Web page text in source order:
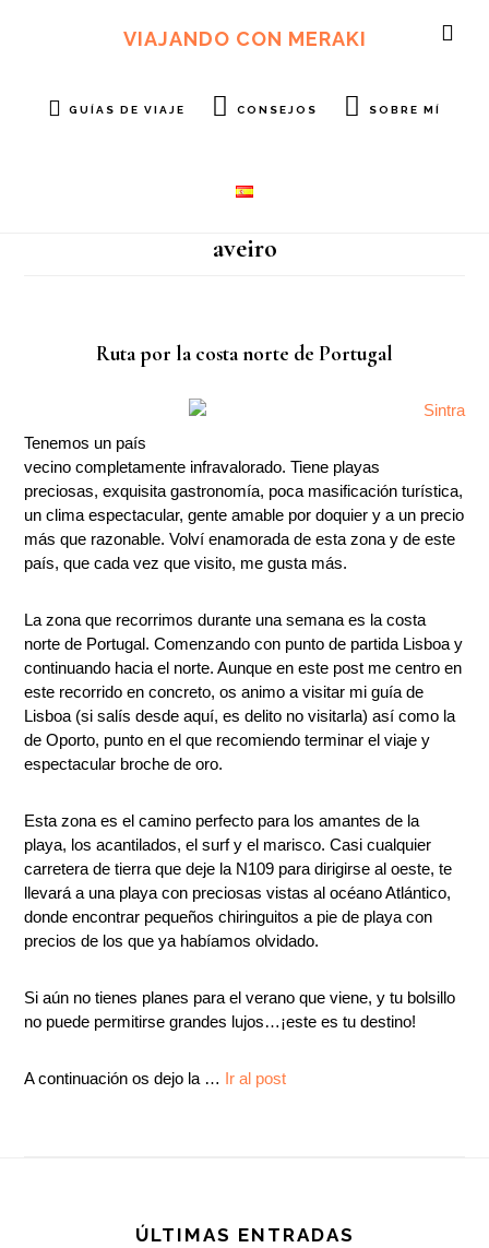
VIAJANDO CON MERAKI
GUÍAS DE VIAJE CONSEJOS SOBRE MÍ
aveiro
Ruta por la costa norte de Portugal
Tenemos un país
vecino completamente infravalorado. Tiene playas
preciosas, exquisita gastronomía, poca masificación turística,
un clima espectacular, gente amable por doquier y a un precio
más que razonable. Volví enamorada de esta zona y de este
país, que cada vez que visito, me gusta más.
La zona que recorrimos durante una semana es la costa
norte de Portugal. Comenzando con punto de partida Lisboa y
continuando hacia el norte. Aunque en este post me centro en
este recorrido en concreto, os animo a visitar mi guía de
Lisboa (si salís desde aquí, es delito no visitarla) así como la
deOporto, punto en el que recomiendo terminar el viaje y
espectacular broche de oro.
Esta zona es el camino perfecto para los amantes de la
playa, los acantilados, el surf y el marisco. Casi cualquier
carretera de tierra que deje la N109 para dirigirse al oeste, te
llevará a una playa con preciosas vistas al océano Atlántico,
donde encontrar pequeños chiringuitos a pie de playa con
precios de los que ya habíamos olvidado.
Si aún no tienes planes para el verano que viene, y tu bolsillo
no puede permitirse grandes lujos…¡este es tu destino!
A continuación os dejo la … Ir al post
ÚLTIMAS ENTRADAS